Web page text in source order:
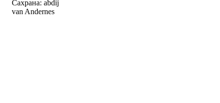
Сахрана: abdij
van Andernes